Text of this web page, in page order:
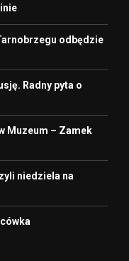
odbędzie
Radny pyta o
Muzeum – Zamek
niedziela na